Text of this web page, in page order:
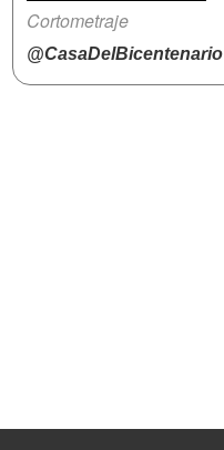
Cortometraje
@CasaDelBicentenario